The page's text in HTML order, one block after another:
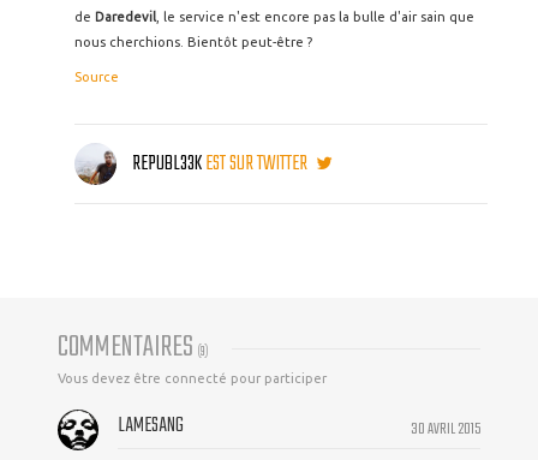
de Daredevil , le service n'est encore pas la bulle d'air sain que
nous cherchions. Bientôt peut-être ?
Source
REPUBL33KEST SUR TWITTER
COMMENTAIRES (9)
Vous devez être connecté pour participer
30 AVRIL 2015
LAMESANG